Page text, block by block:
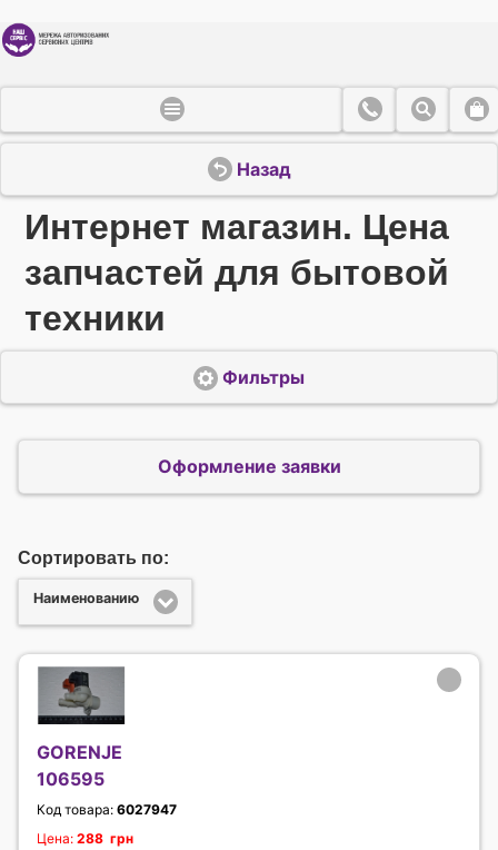
Назад
Интернет магазин. Цена
запчастей для бытовой
техники
Фильтры
Оформление заявки
Сортировать по:
Наименованию
GORENJE
106595
Код товара: 6027947
Цена: 288 грн